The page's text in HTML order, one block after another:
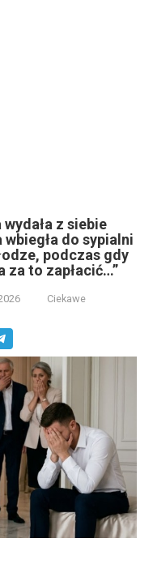
z siebie
do sypialni
podczas gdy
za to zapłacić…”
Ciekawe